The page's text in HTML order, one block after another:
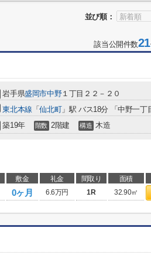
並び順：
該当公開件数21
岩手県盛岡市中野１丁目２２－２０
東北本線 「仙北町」駅 バス18分 「中野一丁
築19年 階数 2階建 構造 木造
敷金 礼金 間取り 面積
0ヶ月 6.6万円 1R 32.90㎡